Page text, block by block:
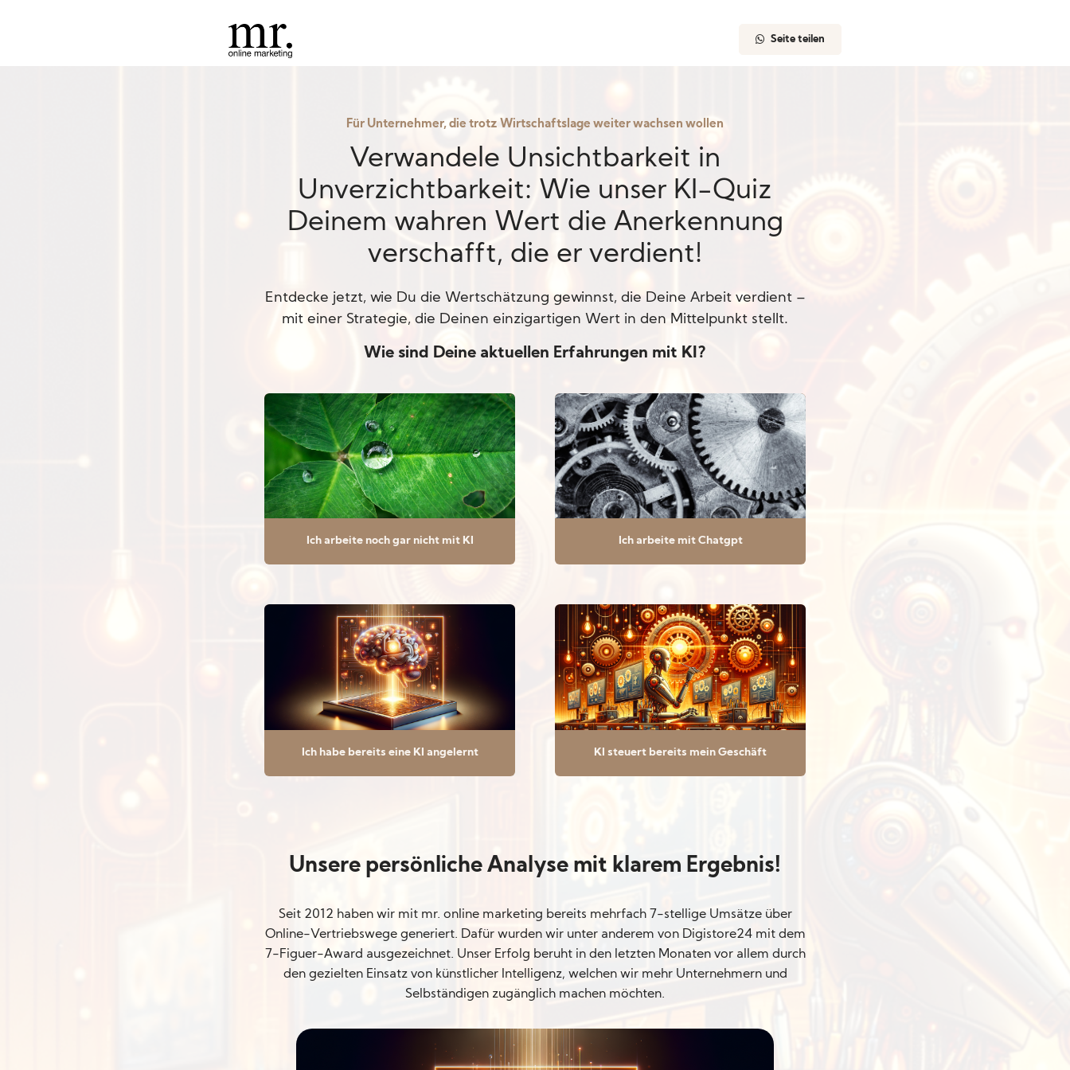
Seite teilen
Für Unternehmer, die trotz Wirtschaftslage weiter wachsen wollen
Verwandele Unsichtbarkeit in
Unverzichtbarkeit: Wie unser KI-Quiz
Deinem wahren Wert die Anerkennung
verschafft, die er verdient!
Entdecke jetzt, wie Du die Wertschätzung gewinnst, die Deine Arbeit verdient –
mit einer Strategie, die Deinen einzigartigen Wert in den Mittelpunkt stellt.
Wie sind Deine aktuellen Erfahrungen mit KI?
Ich arbeite noch gar nicht mit KI Ich arbeite mit Chatgpt
Ich habe bereits eine KI angelernt KI steuert bereits mein Geschäft
Unsere persönliche Analyse mit klarem Ergebnis!
Seit 2012 haben wir mit mr. online marketing bereits mehrfach 7-stellige Umsätze über
Online-Vertriebswege generiert. Dafür wurden wir unter anderem von Digistore24 mit dem
7-Figuer-Award ausgezeichnet. Unser Erfolg beruht in den letzten Monaten vor allem durch
den gezielten Einsatz von künstlicher Intelligenz, welchen wir mehr Unternehmern und
Selbständigen zugänglich machen möchten.